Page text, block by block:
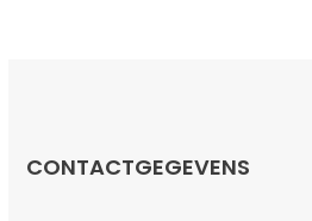
CONTACTGEGEVENS